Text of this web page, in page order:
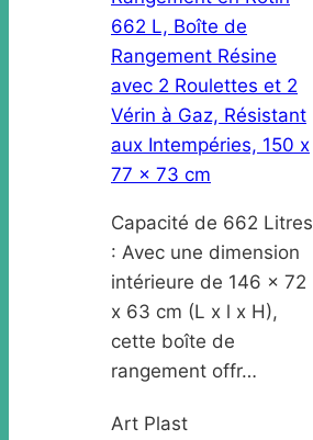
662 L, Boîte de
Rangement Résine
avec 2 Roulettes et 2
Vérin à Gaz, Résistant
aux Intempéries, 150 x
77 x 73 cm
Capacité de 662 Litres
: Avec une dimension
intérieure de 146 x 72
x 63 cm (L x l x H),
cette boîte de
rangement offr…
Art Plast